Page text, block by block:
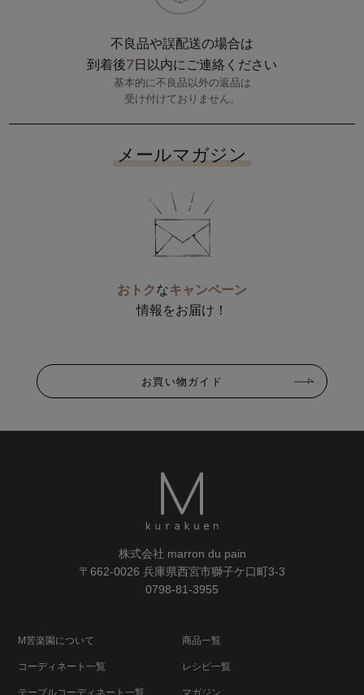
不良品や誤配送の場合は
到着後7日以内にご連絡ください
基本的に不良品以外の返品は
受け付けておりません。
メールマガジン
おトクなキャンペーン
情報をお届け！
お買い物ガイド
株式会社 marron du pain
〒662-0026 兵庫県西宮市獅子ケ口町3-3
0798-81-3955
M苦楽園について 商品一覧
コーディネート一覧 レシピ一覧
テーブルコーディネート一覧 マガジン